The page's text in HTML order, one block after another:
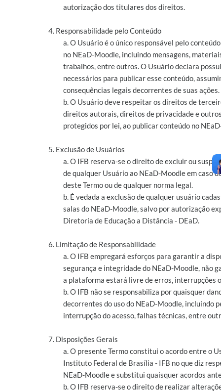
autorização dos titulares dos direitos.
4. Responsabilidade pelo Conteúdo
a. O Usuário é o único responsável pelo
no NEaD-Moodle, incluindo mensagens,
trabalhos, entre outros. O Usuário declara
necessários para publicar esse conteúdo,
consequências legais decorrentes de suas ações.
b. O Usuário deve respeitar os direitos de
direitos autorais, direitos de privacidade e
protegidos por lei, ao publicar conteúdo no
5. Exclusão de Usuários
a. O IFB reserva-se o direito de excluir ou
de qualquer Usuário ao NEaD-Moodle em caso
deste Termo ou de qualquer norma legal.
b. É vedada a exclusão de qualquer usuário
salas do NEaD-Moodle, salvo por autorização
Diretoria de Educação a Distância - DEaD.
6. Limitação de Responsabilidade
a. O IFB empregará esforços para garantir a
segurança e integridade do NEaD-Moodle, não
a plataforma estará livre de erros, interrupções
b. O IFB não se responsabiliza por quaisquer
decorrentes do uso do NEaD-Moodle, incluindo
interrupção do acesso, falhas técnicas, entre
7. Disposições Gerais
a. O presente Termo constitui o acordo entre o
Instituto Federal de Brasília - IFB no que diz
NEaD-Moodle e substitui quaisquer acordos
b. O IFB reserva-se o direito de realizar